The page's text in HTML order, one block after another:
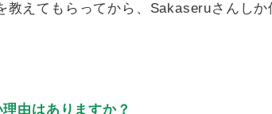
教えてもらってから、Sakaseruさんしか
由はありますか？